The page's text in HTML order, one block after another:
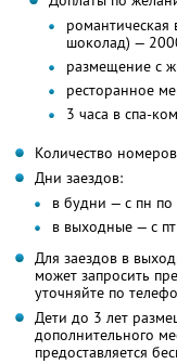
романтическая
шоколад) —
размещение с
ресторанное
3 часа в спа-
Количество
Дни заездов:
в будни — с пн по
в выходные — с
Для заездов в
может запросить
уточняйте по
Дети до 3 лет
дополнительного
предоставляется